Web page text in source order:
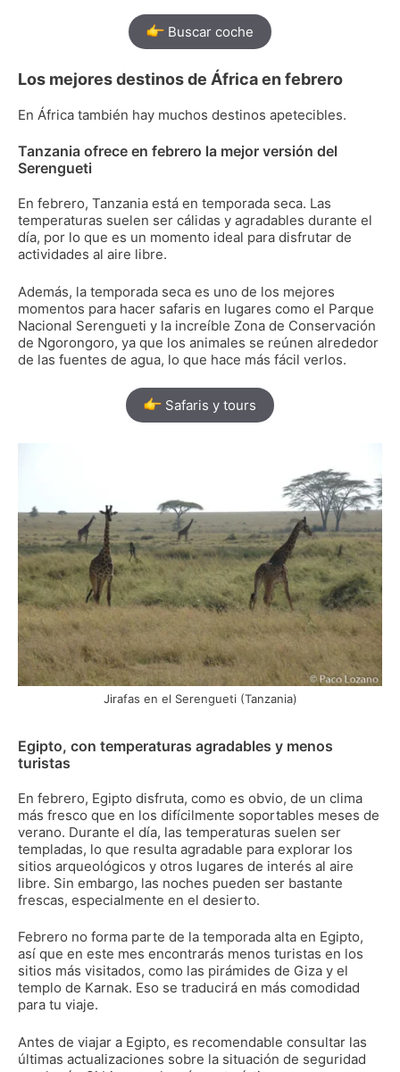
Buscar coche
Los mejores destinos de África en febrero
En África también hay muchos destinos apetecibles.
Tanzania ofrece en febrero la mejor versión del
Serengueti
En febrero, Tanzania está en temporada seca. Las
temperaturas suelen ser cálidas y agradables durante el
día, por lo que es un momento ideal para disfrutar de
actividades al aire libre.
Además, la temporada seca es uno de los mejores
momentos para hacer safaris en lugares como el Parque
Nacional Serengueti y la increíble Zona de Conservación
de Ngorongoro, ya que los animales se reúnen alrededor
de las fuentes de agua, lo que hace más fácil verlos.
Safaris y tours
Jirafas en el Serengueti (Tanzania)
Egipto, con temperaturas agradables y menos
turistas
En febrero, Egipto disfruta, como es obvio, de un clima
más fresco que en los difícilmente soportables meses de
verano. Durante el día, las temperaturas suelen ser
templadas, lo que resulta agradable para explorar los
sitios arqueológicos y otros lugares de interés al aire
libre. Sin embargo, las noches pueden ser bastante
frescas, especialmente en el desierto.
Febrero no forma parte de la temporada alta en Egipto,
así que en este mes encontrarás menos turistas en los
sitios más visitados, como las pirámides de Giza y el
templo de Karnak. Eso se traducirá en más comodidad
para tu viaje.
Antes de viajar a Egipto, es recomendable consultar las
últimas actualizaciones sobre la situación de seguridad